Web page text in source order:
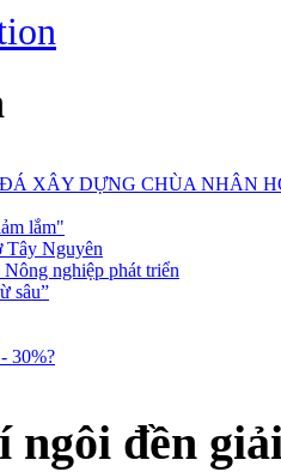
XÂY DỰNG CHÙA NHÂN
lắm"
Tây Nguyên
nghiệp phát triển
sâu”
30%?
ngôi đền